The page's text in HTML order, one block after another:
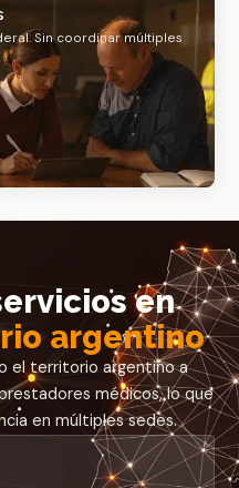
Sin coordinar múltiples
en
argentino
el territorio argentino a
médicos, lo que
en múltiples sedes.